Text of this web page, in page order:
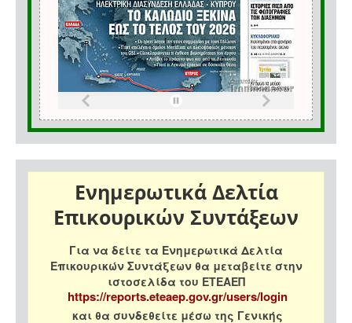
Ενημερωτικά Δελτία
Επικουρικών Συντάξεων
Για να δείτε τα Ενημερωτικά Δελτία
Επικουρικών Συντάξεων θα μεταβείτε στην
ιστοσελίδα του ΕΤΕΑΕΠ
https://reports.eteaep.gov.gr/users/login
και θα συνδεθείτε μέσω της Γενικής